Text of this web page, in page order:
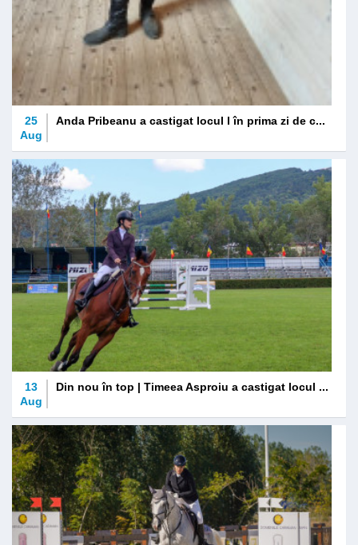
25
Aug
Anda Pribeanu a castigat locul l în prima zi de c...
13
Aug
Din nou în top | Timeea Asproiu a castigat locul ...